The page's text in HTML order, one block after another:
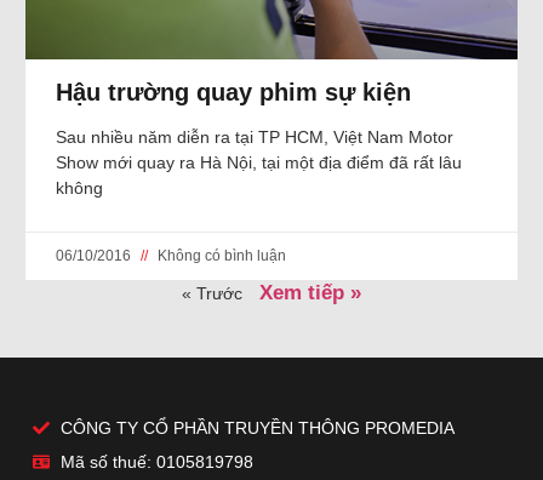
Hậu trường quay phim sự kiện
Sau nhiều năm diễn ra tại TP HCM, Việt Nam Motor
Show mới quay ra Hà Nội, tại một địa điểm đã rất lâu
không
06/10/2016 Không có bình luận
« Trước Xem tiếp »
CÔNG TY CỔ PHẦN TRUYỀN THÔNG PROMEDIA
Mã số thuế: 0105819798